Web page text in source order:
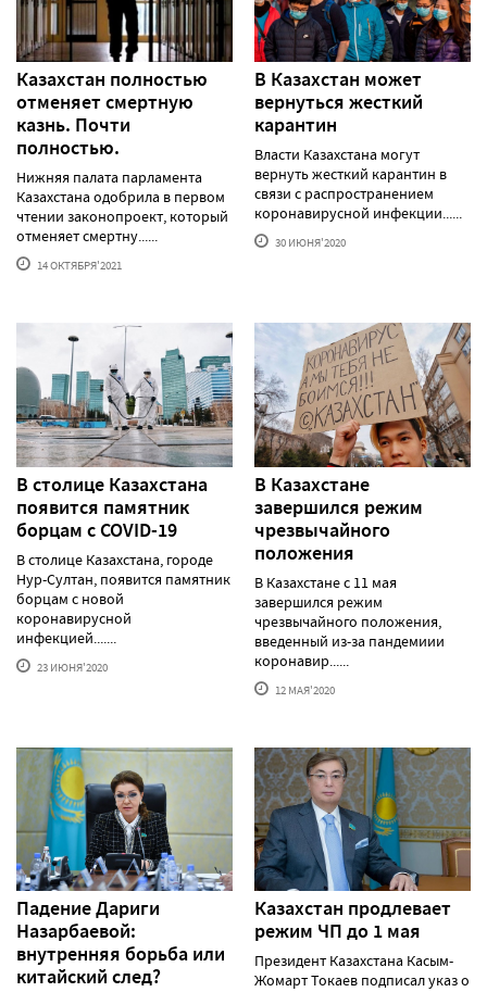
Казахстан полностью
отменяет смертную
казнь. Почти
полностью.
Нижняя палата парламента
Казахстана одобрила в первом
чтении законопроект, который
отменяет смертну......
14 ОКТЯБРЯ'2021
В Казахстан может
вернуться жесткий
карантин
Власти Казахстана могут
вернуть жесткий карантин в
связи с распространением
коронавирусной инфекции......
30 ИЮНЯ'2020
В столице Казахстана
появится памятник
борцам с COVID-19
В столице Казахстана, городе
Нур-Султан, появится памятник
борцам с новой
коронавирусной
инфекцией.......
23 ИЮНЯ'2020
В Казахстане
завершился режим
чрезвычайного
положения
В Казахстане с 11 мая
завершился режим
чрезвычайного положения,
введенный из-за пандемиии
коронавир......
12 МАЯ'2020
Падение Дариги
Назарбаевой:
внутренняя борьба или
китайский след?
Казахстан продлевает
режим ЧП до 1 мая
Президент Казахстана Касым-
Жомарт Токаев подписал указ о